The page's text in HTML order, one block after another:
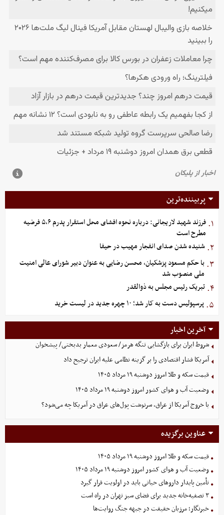
پربیننده‌ترین
۱.
فرزند شهید لاریجانی: درباره نحوه افشای محل استقرار پدرم ۵،۶ فرضیه
مطرح است
۲. شنیده شدن صدای انفجار مهیب در حیفا
۳. با حکم مسعود پزشکیان، محسن رضایی به عنوان دبیر شورای عالی امنیت
ملی منصوب شد
۴. تبریک رئیس مجلس به ذوالقدر
۵. پرسپولیس دست به کار شد؛ ۱۰ چهره جدید در لیست خرید
آخرین اخبار
شروط ایران برای بازگشایی تنگه هرمز/ سعودی معمار بدبختی/ پیشخوان
آمریکا فشار اقتصادی را بر گزینه نظامی علیه ایران ترجیح داد
قیمت سکه و طلا امروز دوشنبه ۱۹ مرداد ۱۴۰۵
وضعیت آب و هوای کشور امروز دوشنبه ۱۹ مرداد ۱۴۰۵
با خروج آمریکا از عراق، سرنوشت پول‌های عراق در آمریکا چه می‌شود؟
عناوین برگزیده
قیمت سکه و طلا امروز دوشنبه ۱۹ مرداد ۱۴۰۵
وضعیت آب و هوای کشور امروز دوشنبه ۱۹ مرداد ۱۴۰۵
تأمین پایدار داروهای حیاتی باید در اولویت قرار گیرد
۳ تصفیه‌خانه جدید برای فضای سبز تهران در راه است
خبرنگار؛ مرزبان حقیقت در جبهه جنگ روایت‌ها